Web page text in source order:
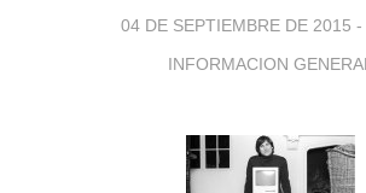
04 DE SEPTIEMBRE DE 2015
INFORMACION GENERAL